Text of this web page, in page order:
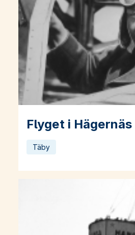
Flyget i Hägernäs
Läs mer om Flyget i Hägernäs
Täby